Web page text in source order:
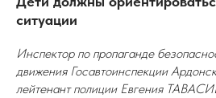
ситуации
Инспектор по пропаганде
движения Госавтоинспекции
лейтенант полиции Евгения